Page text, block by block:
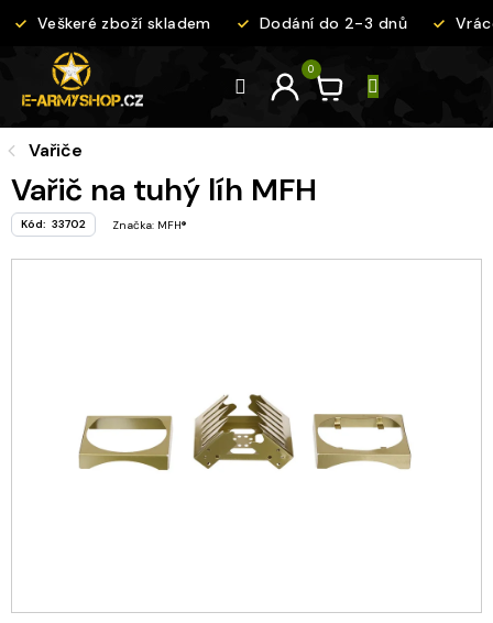
na
Veškeré zboží skladem Dodání do 2-3 dnů
Vařiče
Vařič na tuhý líh MFH
Kód: 33702 Značka: MFH®